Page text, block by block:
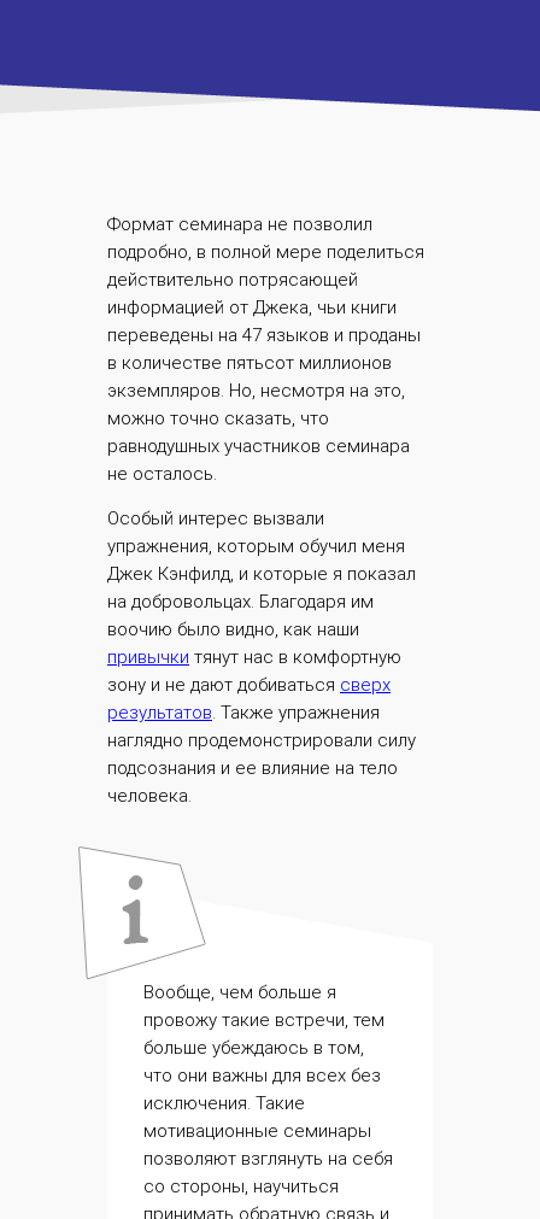
Формат семинара не позволил
подробно, в полной мере поделиться
действительно потрясающей
информацией от Джека, чьи книги
переведены на 47 языков и проданы
в количестве пятьсот миллионов
экземпляров. Но, несмотря на это,
можно точно сказать, что
равнодушных участников семинара
не осталось.
Особый интерес вызвали
упражнения, которым обучил меня
Джек Кэнфилд, и которые я показал
на добровольцах. Благодаря им
воочию было видно, как наши
привычки тянут нас в комфортную
зону и не дают добиваться сверх
результатов. Также упражнения
наглядно продемонстрировали силу
подсознания и ее влияние на тело
человека.
Вообще, чем больше я
провожу такие встречи, тем
больше убеждаюсь в том,
что они важны для всех без
исключения. Такие
мотивационные семинары
позволяют взглянуть на себя
со стороны, научиться
принимать обратную связь и